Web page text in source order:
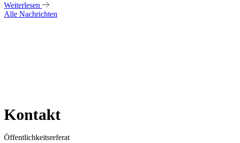
Weiterlesen
Alle Nachrichten
Kontakt
Öffentlichkeitsreferat